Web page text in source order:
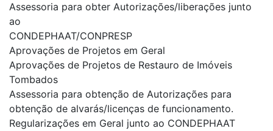
Assessoria para obter Autorizações/liberações junto
ao
CONDEPHAAT/CONPRESP
Aprovações de Projetos em Geral
Aprovações de Projetos de Restauro de Imóveis
Tombados
Assessoria para obtenção de Autorizações para
obtenção de alvarás/licenças de funcionamento.
Regularizações em Geral junto ao CONDEPHAAT